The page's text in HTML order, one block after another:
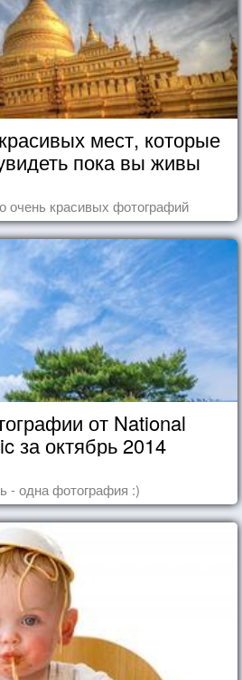
мест, которые
пока вы живы
очень красивых фотографий
от National
за октябрь 2014
- одна фотография :)